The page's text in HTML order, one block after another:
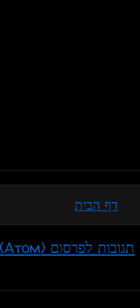
דף הבית
תגובות לפרסום (Atom)